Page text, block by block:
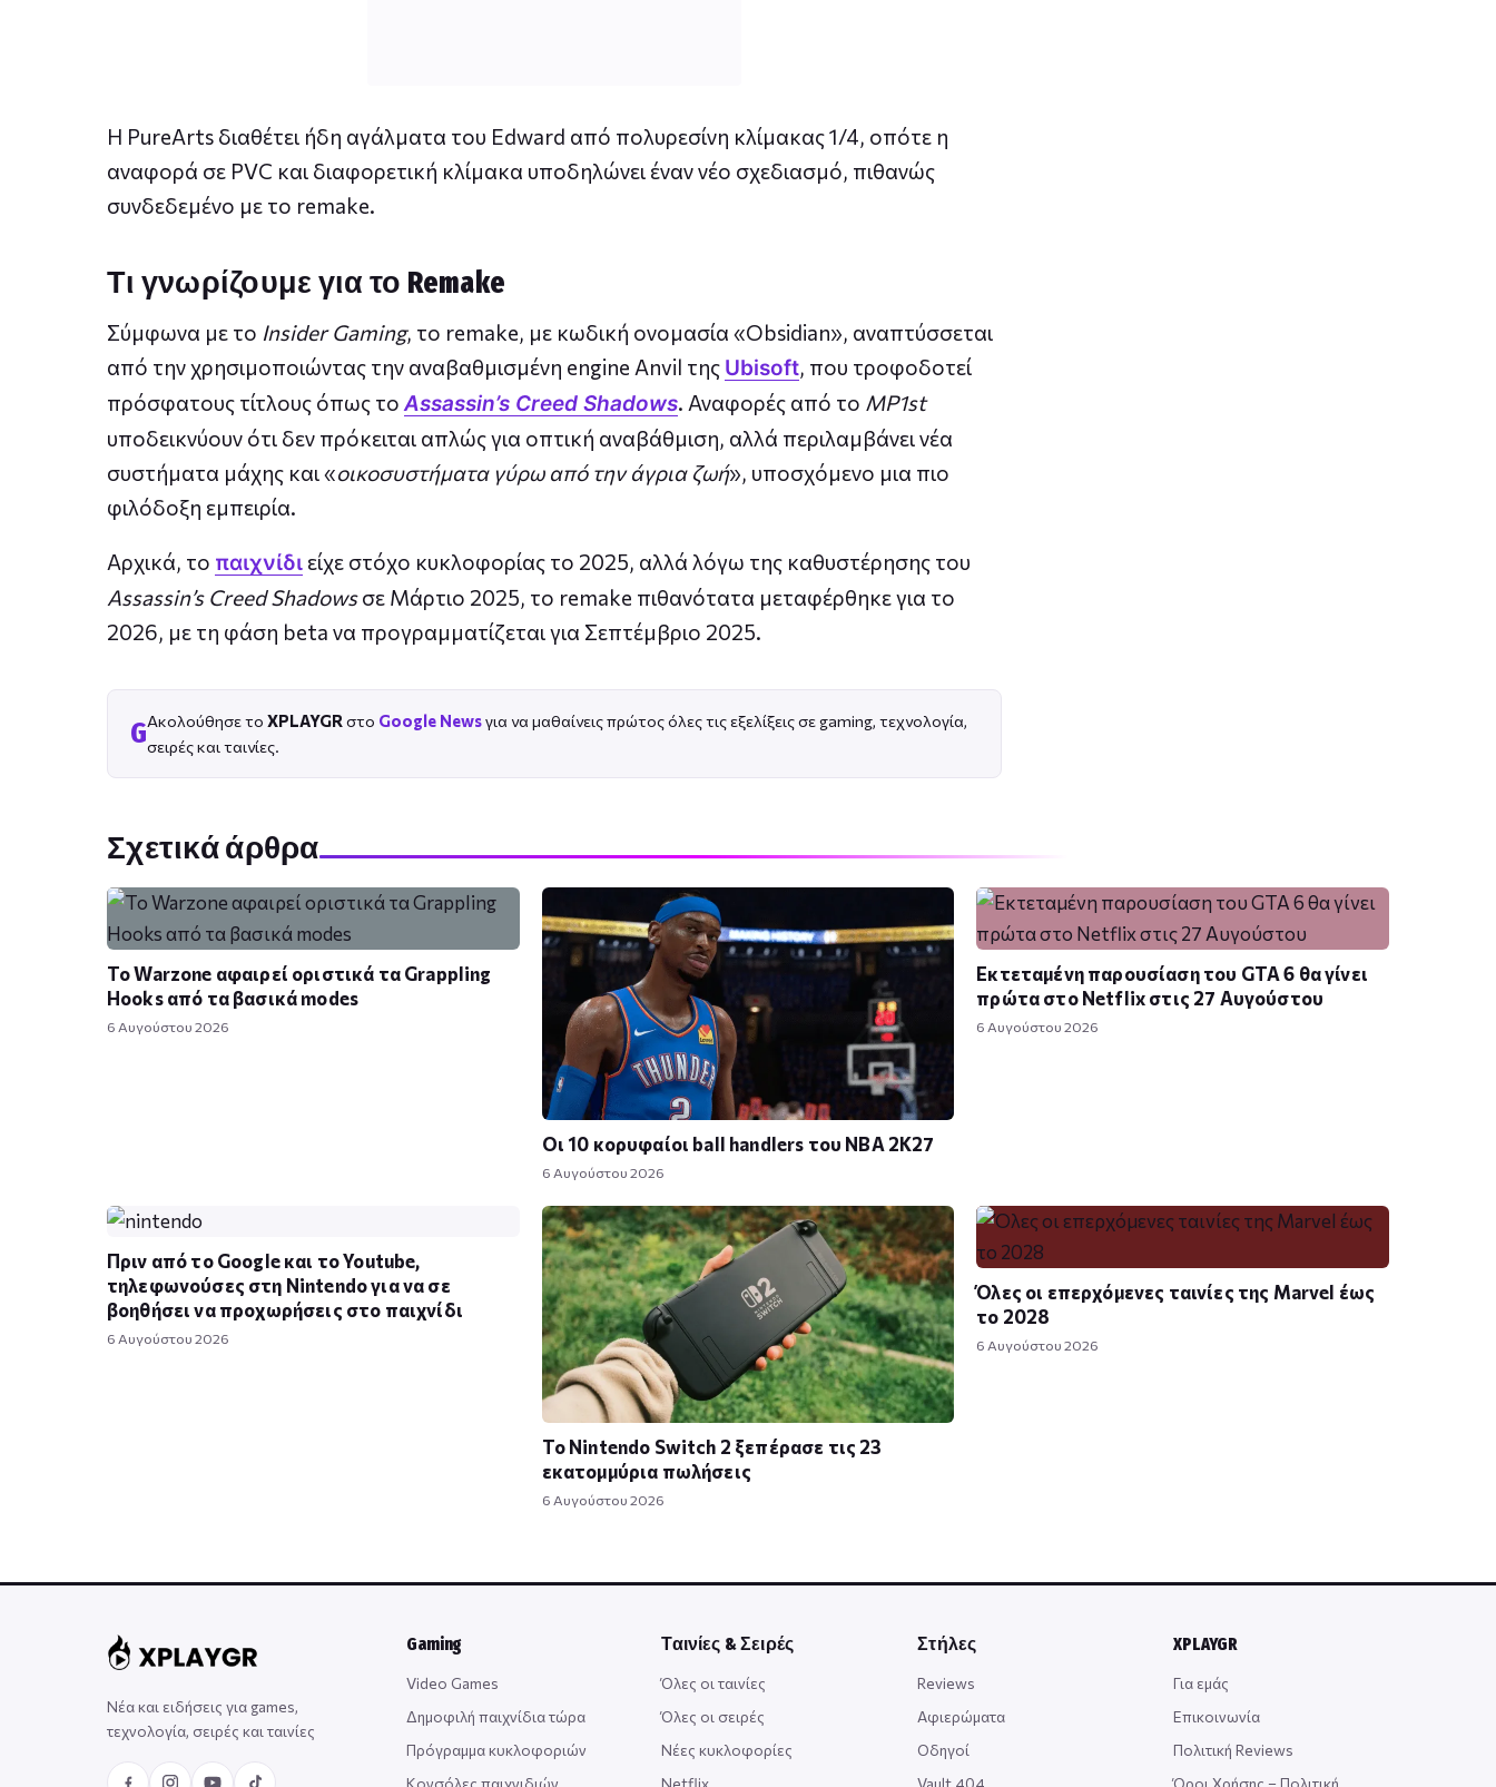
Η PureArts διαθέτει ήδη αγάλματα του Edward από πολυρεσίνη κλίμακας 1/4, οπότε η
αναφορά σε PVC και διαφορετική κλίμακα υποδηλώνει έναν νέο σχεδιασμό, πιθανώς
συνδεδεμένο με το remake.
Τι γνωρίζουμε για το Remake
Σύμφωνα με το Insider Gaming, το remake, με κωδική ονομασία «Obsidian», αναπτύσσεται
από την χρησιμοποιώντας την αναβαθμισμένη engine Anvil της Ubisoft, που τροφοδοτεί
πρόσφατους τίτλους όπως το Assassin’s Creed Shadows. Αναφορές από το MP1st
υποδεικνύουν ότι δεν πρόκειται απλώς για οπτική αναβάθμιση, αλλά περιλαμβάνει νέα
συστήματα μάχης και «οικοσυστήματα γύρω από την άγρια ζωή», υποσχόμενο μια πιο
φιλόδοξη εμπειρία.
Αρχικά, το παιχνίδι είχε στόχο κυκλοφορίας το 2025, αλλά λόγω της καθυστέρησης του
Assassin’s Creed Shadowsσε Μάρτιο 2025, το remake πιθανότατα μεταφέρθηκε για το
2026, με τη φάση beta να προγραμματίζεται για Σεπτέμβριο 2025.
GΑκολούθησε το XPLAYGR στο Google Newsγια να μαθαίνεις πρώτος όλες τις εξελίξεις σε gaming, τεχνολογία,
σειρές και ταινίες.
Σχετικά άρθρα
Το Warzone αφαιρεί οριστικά τα Grappling
Hooks από τα βασικά modes
6 Αυγούστου 2026
Οι 10 κορυφαίοι ball handlers του NBA 2K27
6 Αυγούστου 2026
Εκτεταμένη παρουσίαση του GTA 6 θα γίνει
πρώτα στο Netflix στις 27 Αυγούστου
6 Αυγούστου 2026
Πριν από το Google και το Youtube,
τηλεφωνούσες στη Nintendo για να σε
βοηθήσει να προχωρήσεις στο παιχνίδι
6 Αυγούστου 2026
Το Nintendo Switch 2 ξεπέρασε τις 23
εκατομμύρια πωλήσεις
6 Αυγούστου 2026
Όλες οι επερχόμενες ταινίες της Marvel έως
το 2028
6 Αυγούστου 2026
Νέα και ειδήσεις για games,
τεχνολογία, σειρές και ταινίες
Gaming
Video Games
Δημοφιλή παιχνίδια τώρα
Πρόγραμμα κυκλοφοριών
Κονσόλες παιχνιδιών
Ταινίες & Σειρές
Όλες οι ταινίες
Όλες οι σειρές
Νέες κυκλοφορίες
Netflix
Στήλες
Reviews
Αφιερώματα
Οδηγοί
Vault 404
XPLAYGR
Για εμάς
Επικοινωνία
Πολιτική Reviews
Όροι Χρήσης – Πολιτική